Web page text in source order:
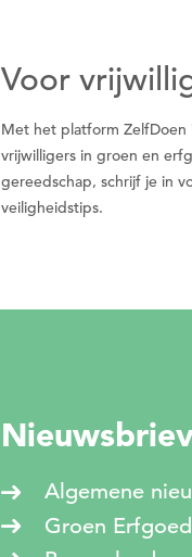
Voor
Met het platform
vrijwilligers in groen en
gereedschap, schrijf je in
veiligheidstips.
Algemene
Groen Erfgoed